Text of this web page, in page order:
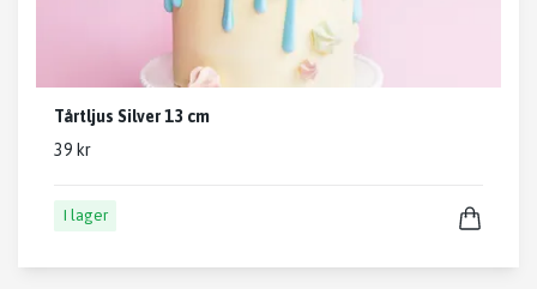
Tårtljus Silver 13 cm
39 kr
I lager